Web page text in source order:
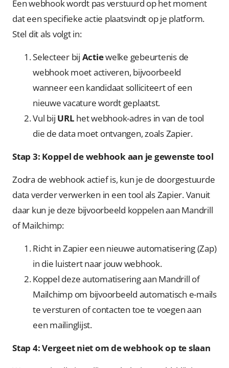
Een webhook wordt pas verstuurd op het moment
dat een specifieke actie plaatsvindt op je platform.
Stel dit als volgt in:
Selecteer bij Actiewelke gebeurtenis de
webhook moet activeren, bijvoorbeeld
wanneer een kandidaat solliciteert of een
nieuwe vacature wordt geplaatst.
Vul bij URL het webhook-adres in van de tool
die de data moet ontvangen, zoals Zapier.
Stap 3: Koppel de webhook aan je gewenste tool
Zodra de webhook actief is, kun je de doorgestuurde
data verder verwerken in een tool als Zapier. Vanuit
daar kun je deze bijvoorbeeld koppelen aan Mandrill
of Mailchimp:
Richt in Zapier een nieuwe automatisering (Zap)
in die luistert naar jouw webhook.
Koppel deze automatisering aan Mandrill of
Mailchimp om bijvoorbeeld automatisch e-mails
te versturen of contacten toe te voegen aan
een mailinglijst.
Stap 4: Vergeet niet om de webhook op te slaan